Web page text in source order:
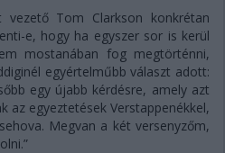
Tom Clarkson konkrétan
e, hogy ha egyszer sor is kerül
mostanában fog megtörténni,
egyértelműbb választ adott:
egy újabb kérdésre, amely azt
egyeztetések Verstappenékkel,
Megvan a két versenyzőm,